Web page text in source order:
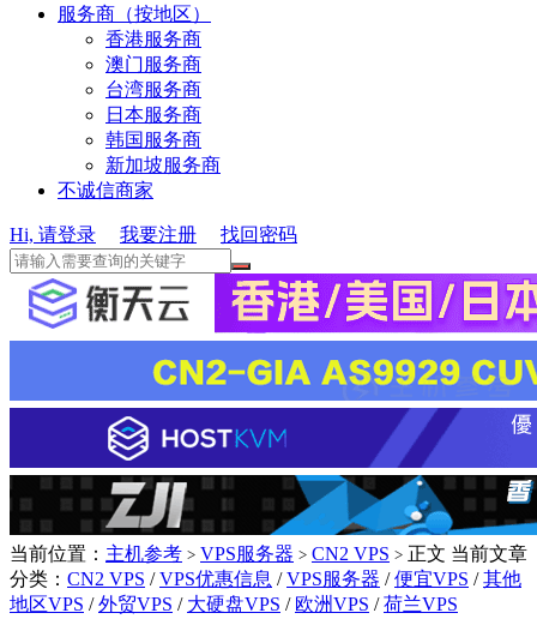
服务商（按地区）
香港服务商
澳门服务商
台湾服务商
日本服务商
韩国服务商
新加坡服务商
不诚信商家
Hi, 请登录 我要注册 找回密码
当前位置： 主机参考 > VPS服务器 > CN2 VPS > 正文 当前文章
分类： CN2 VPS /VPS优惠信息 /VPS服务器 /便宜VPS /其他
地区VPS /外贸VPS / 大硬盘VPS / 欧洲VPS /荷兰VPS